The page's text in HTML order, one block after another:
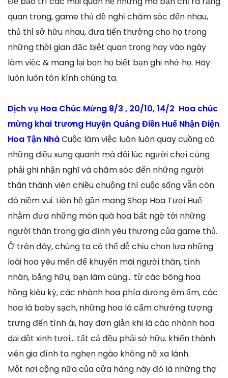
quan trọng, game thủ đề nghị chăm sóc đến nhau,
thủ thỉ sở hữu nhau, đưa tiến thưởng cho họ trong
những thời gian đặc biệt quan trọng hay vào ngày
làm việc & mang lại bọn họ biết bạn ghi nhớ họ. Hãy
luôn luôn tôn kính chúng ta.
Dịch vụ Hoa Chúc Mừng 8/3 , 20/10, 14/2 Hoa chúc
mừng khai trương Huyện Quảng Điền Huế Nhận Điện
Hoa Tận NhàCuộc làm việc luôn luôn quay cuồng có
những điều xung quanh mà đôi lúc người chơi cũng
phải ghi nhận nghĩ và chăm sóc đến những người
thân thành viên chiều chuộng thì cuộc sống vẫn còn
đó niềm vui. Liên hệ gần mang Shop Hoa Tươi Huế
nhằm đưa những món quà hoa bất ngờ tới những
người thân trong gia đình yêu thương của game thủ.
Ở trên đây, chúng ta có thể dễ chịu chọn lựa những
loài hoa yêu mến để khuyến mãi người thân, tình
nhân, bằng hữu, bạn làm cùng… từ các bông hoa
hồng kiêu kỳ, các nhành hoa phía dương êm ấm, các
hoa lá baby sạch, những hoa lá cẩm chướng tượng
trưng đến tình ái, hay đơn giản khi là các nhành hoa
dại dột xinh tươi… tất cả đều phải sở hữu. khiến thành
viên gia đình ta nghẹn ngào không nỡ xa lánh.
Một nơi cộng nữa của cửa hàng này đó là những thợ